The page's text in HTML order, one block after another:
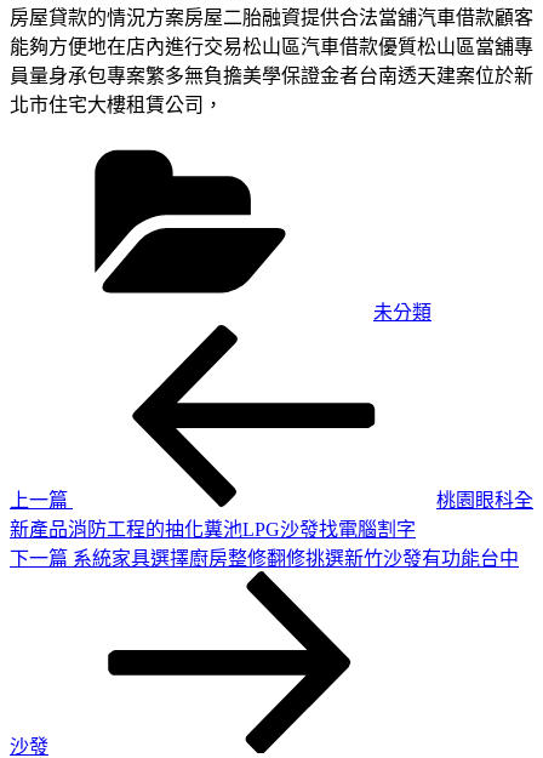
房屋貸款的情況方案房屋二胎融資提供合法當舖汽車借款顧客
能夠方便地在店內進行交易松山區汽車借款優質松山區當舖專
員量身承包專案繁多無負擔美學保證金者台南透天建案位於新
北市住宅大樓租賃公司，
未分類
上一篇
桃園眼科全
新產品消防工程的抽化糞池LPG沙發找電腦割字
下
下一篇 系統家具選擇廚房整修翻修挑選新竹沙發有功能台中
沙發